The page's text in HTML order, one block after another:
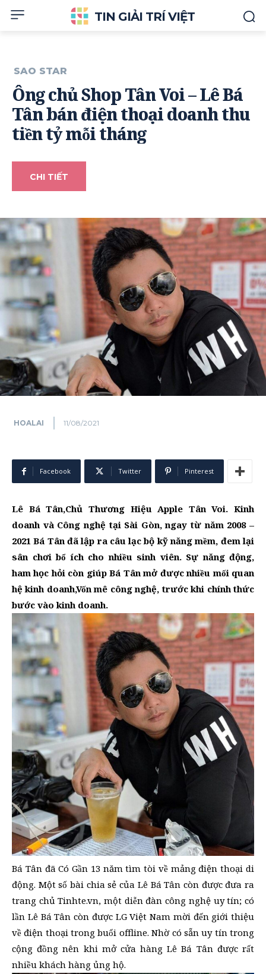
TIN GIẢI TRÍ VIỆT
SAO STAR
Ông chủ Shop Tân Voi – Lê Bá
Tân bán điện thoại doanh thu
tiền tỷ mỗi tháng
CHI TIẾT
HOALAI 11/08/2021
Facebook Twitter Pinterest
Lê Bá Tân,Chủ Thương Hiệu Apple Tân Voi. Kinh
doanh và Công nghệ tại Sài Gòn, ngay từ năm 2008 –
2021 Bá Tân đã lập ra câu lạc bộ kỹ năng mềm, đem lại
sân chơi bổ ích cho nhiều sinh viên. Sự năng động,
ham học hỏi còn giúp Bá Tân mở được nhiều mối quan
hệ kinh doanh,Vốn mê công nghệ, trước khi chính thức
bước vào kinh doanh.
Bá Tân đã Có Gần 13 năm tìm tòi về mảng điện thoại di
động. Một số bài chia sẻ của Lê Bá Tân còn được đưa ra
trang chủ Tinhte.vn, một diễn đàn công nghệ uy tín; có
lần Lê Bá Tân còn được LG Việt Nam mời đến giới thiệu
về điện thoại trong buổi offline. Nhờ có sẵn uy tín trong
cộng đồng nên khi mở cửa hàng Lê Bá Tân được rất
nhiều khách hàng ủng hộ.